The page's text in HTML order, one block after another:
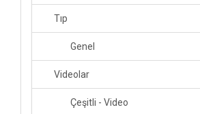
Tıp
Genel
Videolar
Çeşitli - Video